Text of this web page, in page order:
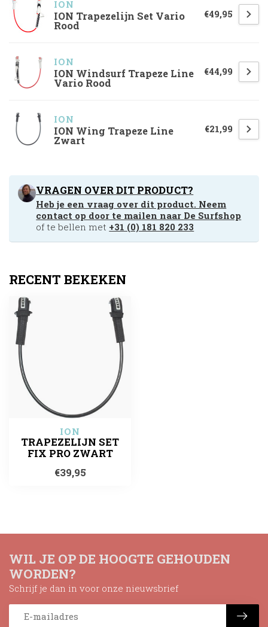
ION
ION Trapezelijn Set Vario
Rood
€49,95
ION
ION Windsurf Trapeze Line
Vario Rood
€44,99
ION
ION Wing Trapeze Line
Zwart
€21,99
VRAGEN OVER DIT PRODUCT?
Heb je een vraag over dit product. Neem
contact op door te mailen naar De Surfshop
of te bellen met +31 (0) 181 820 233
RECENT BEKEKEN
ION
TRAPEZELIJN SET
FIX PRO ZWART
€39,95
WIL JE OP DE HOOGTE GEHOUDEN
WORDEN?
Schrijf je dan in voor onze nieuwsbrief